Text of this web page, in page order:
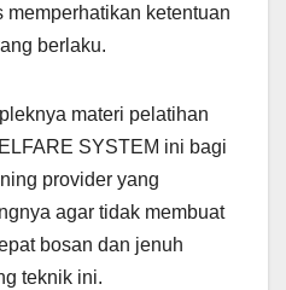
memperhatikan ketentuan
berlaku.
materi pelatihan
SYSTEM ini bagi
provider yang
agar tidak membuat
bosan dan jenuh
teknik ini.